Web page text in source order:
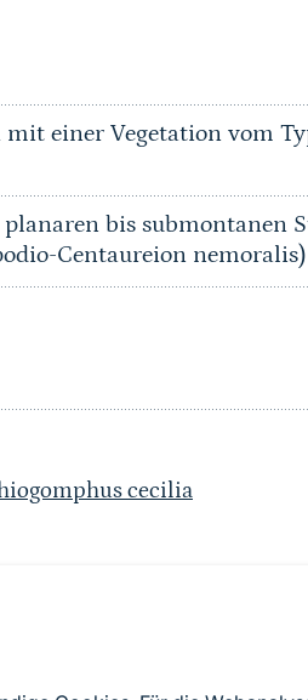
mit einer Vegetation vom
bis submontanen
Centaureion nemoralis)
cecilia